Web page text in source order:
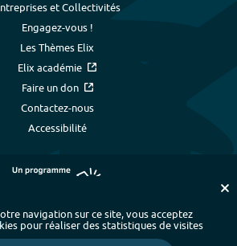
et Collectivités
Engagez-vous !
Les Thèmes Elix
Elix académie
Faire un don
Contactez-nous
Accessibilité
site - Index alphabétique -
navigation sur ce site, vous acceptez
pour réaliser des statistiques de visites